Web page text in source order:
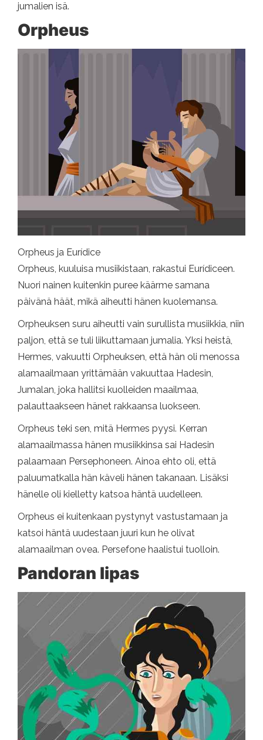
jumalien isä.
Orpheus
Orpheus ja Eurídice
Orpheus, kuuluisa musiikistaan, rakastui Eurídiceen.
Nuori nainen kuitenkin puree käärme samana
päivänä häät, mikä aiheutti hänen kuolemansa.
Orpheuksen suru aiheutti vain surullista musiikkia, niin
paljon, että se tuli liikuttamaan jumalia. Yksi heistä,
Hermes, vakuutti Orpheuksen, että hän oli menossa
alamaailmaan yrittämään vakuuttaa Hadesin,
Jumalan, joka hallitsi kuolleiden maailmaa,
palauttaakseen hänet rakkaansa luokseen.
Orpheus teki sen, mitä Hermes pyysi. Kerran
alamaailmassa hänen musiikkinsa sai Hadesin
palaamaan Persephoneen. Ainoa ehto oli, että
paluumatkalla hän käveli hänen takanaan. Lisäksi
hänelle oli kielletty katsoa häntä uudelleen.
Orpheus ei kuitenkaan pystynyt vastustamaan ja
katsoi häntä uudestaan ​​juuri kun he olivat
alamaailman ovea. Persefone haalistui tuolloin.
Pandoran lipas